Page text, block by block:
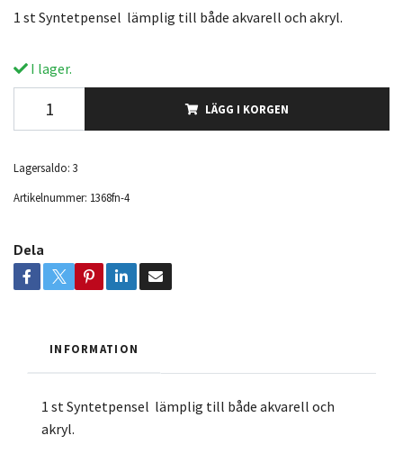
1 st Syntetpensel lämplig till både akvarell och akryl.
I lager.
LÄGG I KORGEN
Lagersaldo: 3
Artikelnummer: 1368fn-4
Dela
INFORMATION
1 st Syntetpensel lämplig till både akvarell och
akryl.